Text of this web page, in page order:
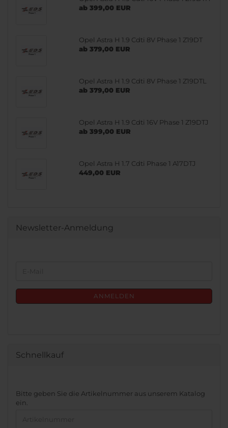
ab 399,00 EUR
Opel Astra H 1.9 Cdti 8V Phase 1 Z19DT
ab 379,00 EUR
Opel Astra H 1.9 Cdti 8V Phase 1 Z19DTL
ab 379,00 EUR
Opel Astra H 1.9 Cdti 16V Phase 1 Z19DTJ
ab 399,00 EUR
Opel Astra H 1.7 Cdti Phase 1 A17DTJ
449,00 EUR
Newsletter-Anmeldung
ANMELDEN
Schnellkauf
BITTE
GEBEN
Bitte geben Sie die Artikelnummer aus unserem Katalog
ein.